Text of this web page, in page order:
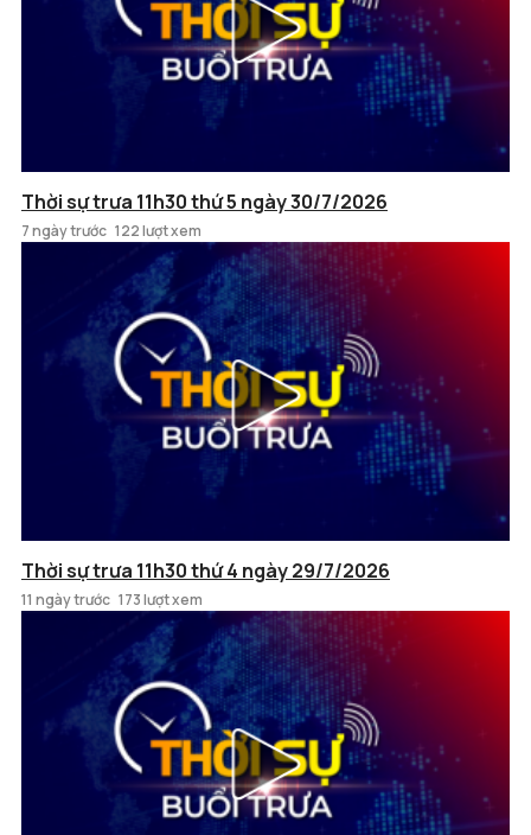
Thời sự trưa 11h30 thứ 5 ngày 30/7/2026
7 ngày trước 122 lượt xem
Thời sự trưa 11h30 thứ 4 ngày 29/7/2026
11 ngày trước 173 lượt xem